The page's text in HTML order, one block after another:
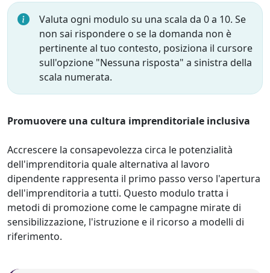
Valuta ogni modulo su una scala da 0 a 10. Se
non sai rispondere o se la domanda non è
pertinente al tuo contesto, posiziona il cursore
sull'opzione "Nessuna risposta" a sinistra della
scala numerata.
Promuovere una cultura imprenditoriale inclusiva
Accrescere la consapevolezza circa le potenzialità
dell'imprenditoria quale alternativa al lavoro
dipendente rappresenta il primo passo verso l'apertura
dell'imprenditoria a tutti. Questo modulo tratta i
metodi di promozione come le campagne mirate di
sensibilizzazione, l'istruzione e il ricorso a modelli di
riferimento.